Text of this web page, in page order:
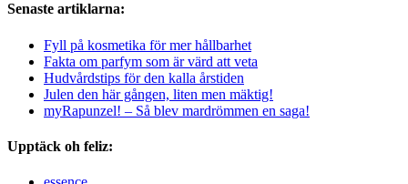
Senaste artiklarna:
Fyll på kosmetika för mer hållbarhet
Fakta om parfym som är värd att veta
Hudvårdstips för den kalla årstiden
Julen den här gången, liten men mäktig!
myRapunzel! – Så blev mardrömmen en saga!
Upptäck oh feliz: